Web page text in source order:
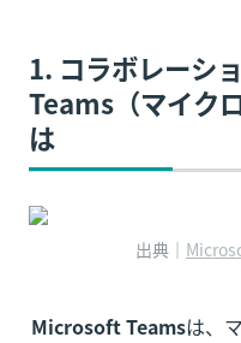
1. コラボレーシ
Teams（マイク
は
出典｜
Microsoft Teamsは、